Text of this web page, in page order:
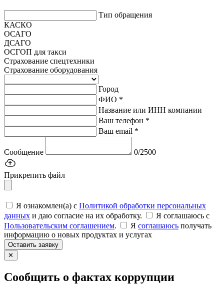
Тип обращения
КАСКО
ОСАГО
ДСАГО
ОСГОП для такси
Страхование спецтехники
Страхование оборудования
Город
ФИО *
Название или ИНН компании
Ваш телефон *
Ваш email *
Сообщение 0/2500
Прикрепить файл
Я ознакомлен(а) с Политикой обработки персональных
данных и даю согласие на их обработку.
Я соглашаюсь c
Пользовательским соглашением. Я соглашаюсь получать
информацию о новых продуктах и услугах
Оставить заявку
✕
Сообщить о фактах коррупции